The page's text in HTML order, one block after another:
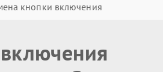
кнопки включения